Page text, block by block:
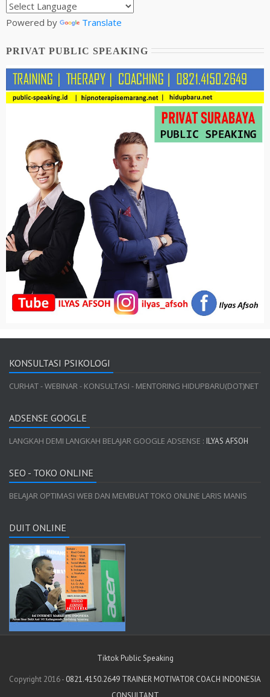
Powered by Translate
PRIVAT PUBLIC SPEAKING
KONSULTASI PSIKOLOGI
CURHAT - WEBINAR - KONSULTASI - MENTORING HIDUPBARU(DOT)NET
ADSENSE GOOGLE
LANGKAH DEMI LANGKAH BELAJAR GOOGLE ADSENSE : ILYAS AFSOH
SEO - TOKO ONLINE
BELAJAR OPTIMASI WEB DAN MEMBUAT TOKO ONLINE LARIS MANIS
DUIT ONLINE
Tiktok Public Speaking
Copyright 2016 - 0821.4150.2649 TRAINER MOTIVATOR COACH INDONESIA